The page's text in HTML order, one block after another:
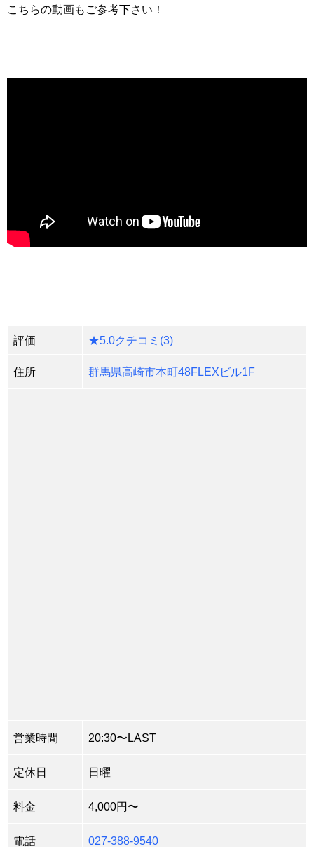
こちらの動画もご参考下さい！
評価 ★5.0クチコミ (3)
住所 群馬県高崎市本町48FLEXビル1F
営業時間 20:30〜LAST
定休日 日曜
料金 4,000円〜
電話 027-388-9540